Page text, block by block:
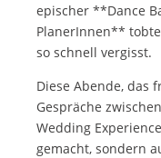
epischer **Dance
PlanerInnen**
so schnell vergisst.
Diese Abende, das
Gespräche
Wedding
gemacht, sondern